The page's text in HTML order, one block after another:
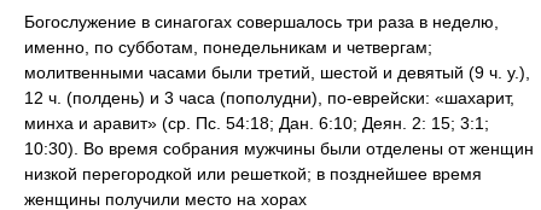
Богослужение в синагогах совершалось три раза в неделю,
именно, по субботам, понедельникам и четвергам;
молитвенными часами были третий, шестой и девятый (9 ч. у.),
12 ч. (полдень) и 3 часа (пополудни), по-еврейски: «шахарит,
минха и аравит» (ср. Пс. 54:18; Дан. 6:10; Деян. 2: 15; 3:1;
10:30). Во время собрания мужчины были отделены от женщин
низкой перегородкой или решеткой; в позднейшее время
женщины получили место на хорах